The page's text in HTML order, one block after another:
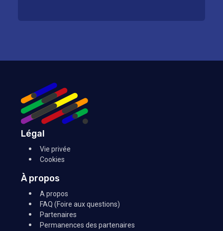
Légal
Vie privée
Cookies
À propos
A propos
FAQ (Foire aux questions)
Partenaires
Permanences des partenaires